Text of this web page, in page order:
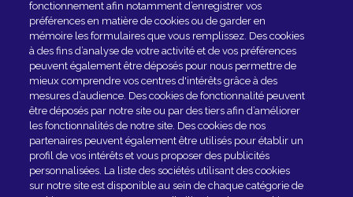
ESPACE PRESSE
NOS PARTENAIRES
fonctionnement afin notamment d’enregistrer vos
préférences en matière de cookies ou de garder en
mémoire les formulaires que vous remplissez. Des cookies
à des fins d’analyse de votre activité et de vos préférences
peuvent également être déposés pour nous permettre de
mieux comprendre vos centres d'intérêts grâce à des
mesures d’audience. Des cookies de fonctionnalité peuvent
être déposés par notre site ou par des tiers afin d’améliorer
les fonctionnalités de notre site. Des cookies de nos
partenaires peuvent également être utilisés pour établir un
profil de vos intérêts et vous proposer des publicités
personnalisées. La liste des sociétés utilisant des cookies
sur notre site est disponible au sein de chaque catégorie de